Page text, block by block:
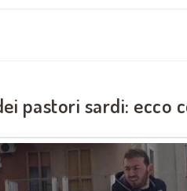
pastori sardi: ecco